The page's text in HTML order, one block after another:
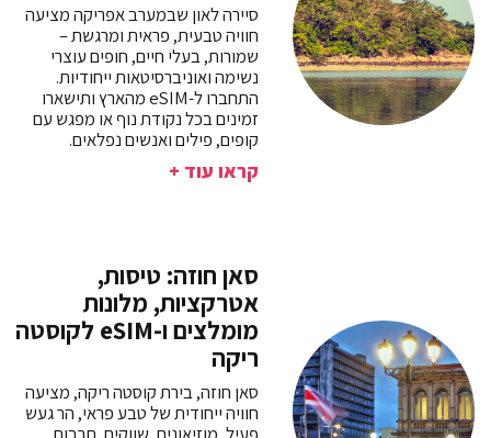
סיירה לאון שבמערב אפריקה מציעה
חוויה טבעית, פראית ומרגשת –
שמורות, בעלי חיים, חופים עוצרי
נשימה ואוניברסיטאות ייחודיות.
התחברו ל-eSIM מהארץ ותישארו
זמינים בכל נקודת נוף או מפגש עם
קופים, פילים ואנשים נפלאים.
קראו עוד +
סאן חוזה: טיסות,
אטרקציות, מלונות
מומלצים ו-eSIM לקוסטה
ריקה
סאן חוזה, בירת קוסטה ריקה, מציעה
חוויה ייחודית של טבע פראי, הר געש